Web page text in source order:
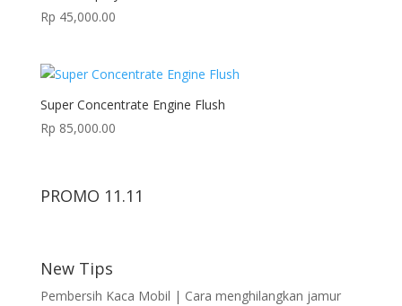
Rp 45,000.00
Super Concentrate Engine Flush
Rp 85,000.00
PROMO 11.11
New Tips
Pembersih Kaca Mobil | Cara menghilangkan jamur